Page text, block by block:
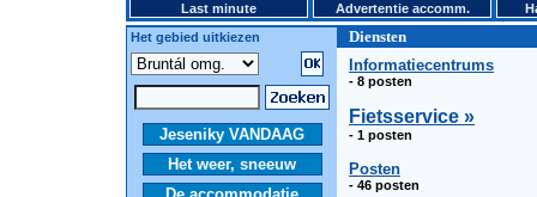
Last minute
Advertentie accomm.
Het gebied uitkiezen
Diensten
Jeseniky VANDAAG
Het weer, sneeuw
Informatiecentrums
- 8 posten
Fietsservice »
- 1 posten
Posten
- 46 posten